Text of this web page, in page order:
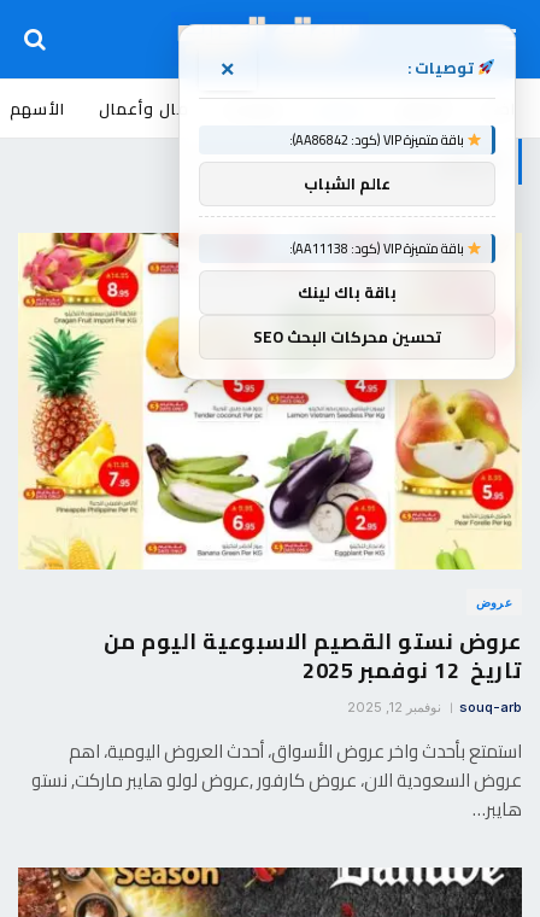
اخبار أسواق عروض منوعات مال وأعمال الأسهم
عروض
عروض
عروض نستو القصيم الاسبوعية اليوم من
تاريخ 12 نوفمبر 2025
souq-arb نوفمبر 12, 2025
استمتع بأحدث واخر عروض الأسواق، أحدث العروض اليومية، اهم
عروض السعودية الان، عروض كارفور ,عروض لولو هايبر ماركت, نستو
هايبر…
توصيات : ×
باقة متميزة VIP (كود: AA86842):
عالم الشباب
باقة متميزة VIP (كود: AA11138):
باقة باك لينك
تحسين محركات البحث SEO